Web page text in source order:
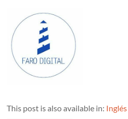
This post is also available in: Inglés